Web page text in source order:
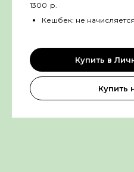
1300 р.
Кешбек: не начисляется
Купить в
Купить